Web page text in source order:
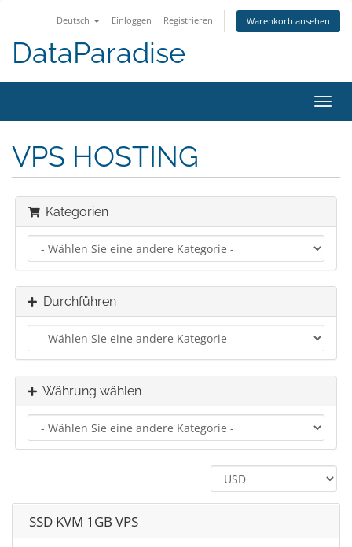
Deutsch Einloggen Registrieren Warenkorb ansehen
DataParadise
ein-/
VPS HOSTING
Kategorien
Durchführen
Währung wählen
SSD KVM 1GB VPS